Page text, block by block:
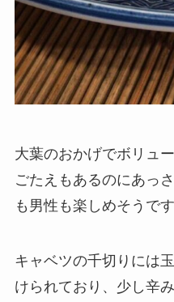
大葉のおかげでボリュ
ごたえもあるのにあっ
も男性も楽しめそうです
キャベツの千切りには
けられており、少し辛